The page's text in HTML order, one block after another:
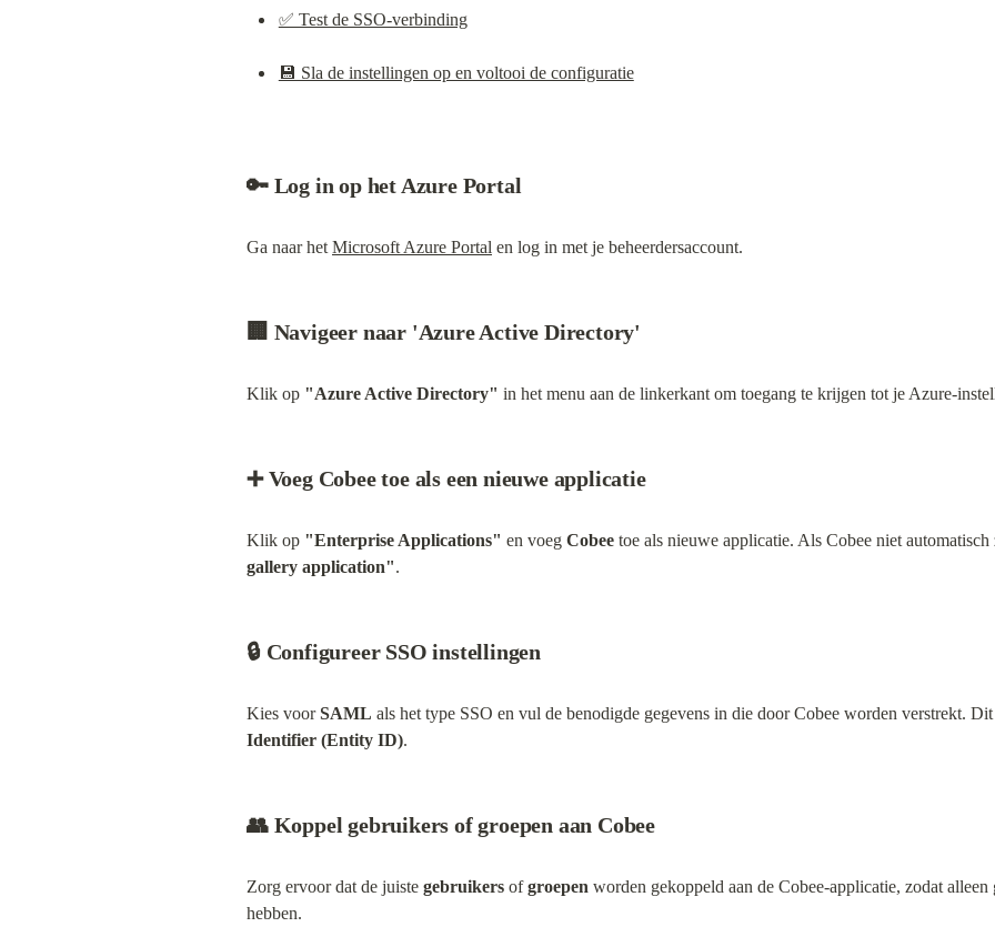
✅ Test de SSO-verbinding
💾 Sla de instellingen op en voltooi de configuratie
🔑 Log in op het Azure Portal
Ga naar het Microsoft Azure Portal en log in met je beheerdersaccount.
🏢 Navigeer naar 'Azure Active Directory'
Klik op "Azure Active Directory" in het menu aan de linkerkant om toegang te krijgen tot je Azure-
➕ Voeg Cobee toe als een nieuwe applicatie
Klik op "Enterprise Applications" en voeg Cobee toe als nieuwe applicatie. Als Cobee niet
gallery application".
🔒 Configureer SSO instellingen
Kies voor SAML als het type SSO en vul de benodigde gegevens in die door Cobee worden verstrekt.
Identifier (Entity ID).
👥 Koppel gebruikers of groepen aan Cobee
Zorg ervoor dat de juiste gebruikers of groepen worden gekoppeld aan de Cobee-applicatie, zodat alleen
hebben.